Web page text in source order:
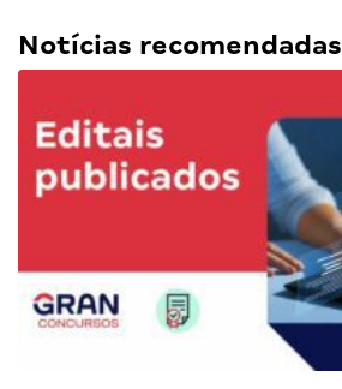
Notícias recomendadas